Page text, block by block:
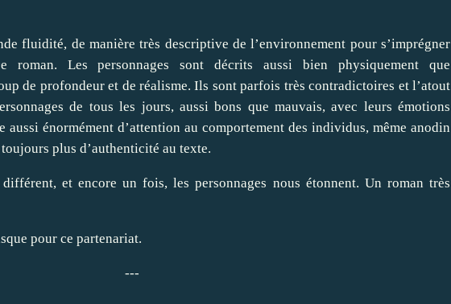
fluidité, de manière très descriptive de l’environnement pour s’imprégner
roman. Les personnages sont décrits aussi bien physiquement que
de profondeur et de réalisme. Ils sont parfois très contradictoires et l’atout
de tous les jours, aussi bons que mauvais, avec leurs émotions
énormément d’attention au comportement des individus, même anodin
plus d’authenticité au texte.
et encore un fois, les personnages nous étonnent. Un roman très
pour ce partenariat.
---